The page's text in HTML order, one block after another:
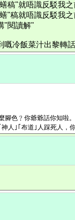
稿"就唔識反駁我之
"稿就唔識反駁我之
"閱讀解"
嘅冷飯菜汁出黎轉
腳色﹖你爺爺話你知啦。
人｣｢布道｣人踩死人，